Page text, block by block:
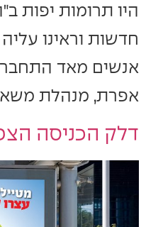
היו תרומות יפות
חדשות וראינו
אנשים מאד
אפרת, מנהלת
דלק הכניסה